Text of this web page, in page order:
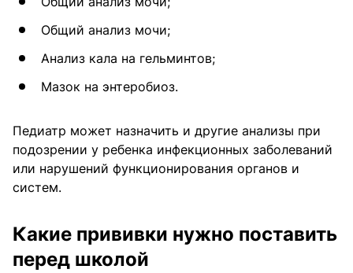
Общий анализ мочи;
Анализ кала на гельминтов;
Мазок на энтеробиоз.
Педиатр может назначить и другие анализы при
подозрении у ребенка инфекционных заболеваний
или нарушений функционирования органов и
систем.
Какие прививки нужно поставить
перед школой